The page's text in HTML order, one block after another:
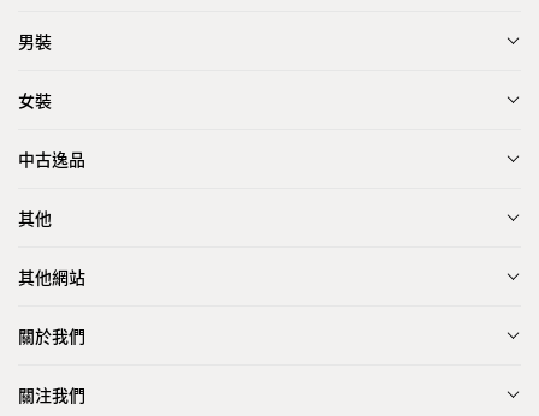
男裝
女裝
中古逸品
其他
其他網站
關於我們
關注我們